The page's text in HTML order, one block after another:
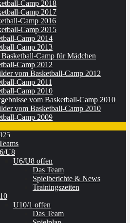
Camp 2018
Camp 2017
Camp 2016
Camp 2015
Camp 2014
Camp 2013
Basketball-Camp für Mädchen
Camp 2012
vom Basketball-Camp 2012
Camp 2011
Camp 2010
vom Basketball-Camp 2010
vom Basketball-Camp 2010
Camp 2009
U8
U6/U8 offen
Das Team
Spielberichte & News
Trainingszeiten
U10/1 offen
Das Team